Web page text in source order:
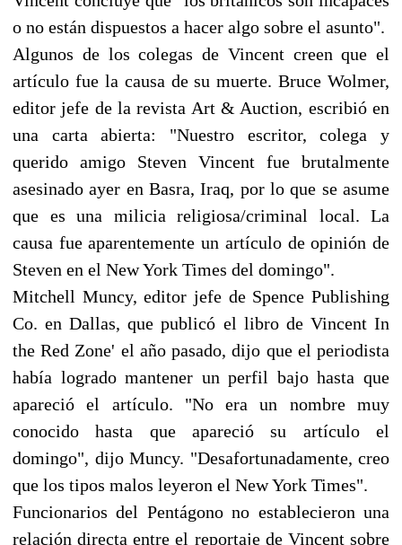
o no están dispuestos a hacer algo sobre el asunto".
Algunos de los colegas de Vincent creen que el
artículo fue la causa de su muerte. Bruce Wolmer,
editor jefe de la revista Art & Auction, escribió en
una carta abierta: "Nuestro escritor, colega y
querido amigo Steven Vincent fue brutalmente
asesinado ayer en Basra, Iraq, por lo que se asume
que es una milicia religiosa/criminal local. La
causa fue aparentemente un artículo de opinión de
Steven en el New York Times del domingo".
Mitchell Muncy, editor jefe de Spence Publishing
Co. en Dallas, que publicó el libro de Vincent In
the Red Zone' el año pasado, dijo que el periodista
había logrado mantener un perfil bajo hasta que
apareció el artículo. "No era un nombre muy
conocido hasta que apareció su artículo el
domingo", dijo Muncy. "Desafortunadamente, creo
que los tipos malos leyeron el New York Times".
Funcionarios del Pentágono no establecieron una
relación directa entre el reportaje de Vincent sobre